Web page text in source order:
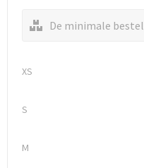
Strandtassen
Tablettassen
De minimale
XS
S
M